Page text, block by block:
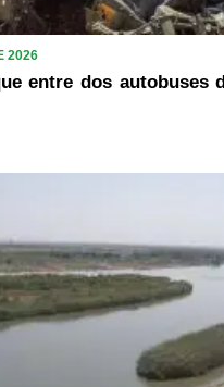
2026
entre dos autobuses